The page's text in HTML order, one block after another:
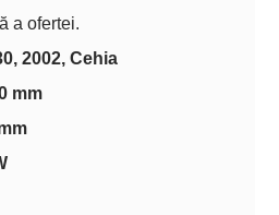
a ofertei.
2002, Cehia
mm